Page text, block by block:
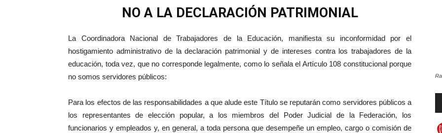
NO A LA DECLARACIÓN PATRIMONIAL
La Coordinadora Nacional de Trabajadores de la Educación, manifiesta su inconformidad por el
hostigamiento administrativo de la declaración patrimonial y de intereses contra los trabajadores de la
educación, toda vez, que no corresponde legalmente, como lo señala el Artículo 108 constitucional porque
no somos servidores públicos:
Para los efectos de las responsabilidades a que alude este Título se reputarán como servidores públicos a
los representantes de elección popular, a los miembros del Poder Judicial de la Federación, los
funcionarios y empleados y, en general, a toda persona que desempeñe un empleo, cargo o comisión de